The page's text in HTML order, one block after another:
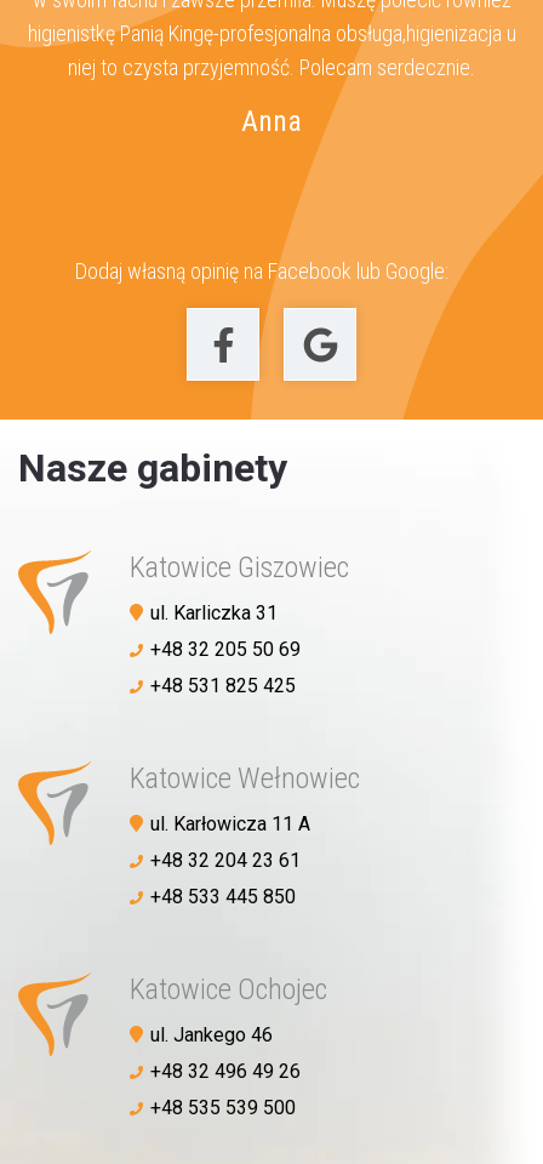
higienistkę Panią Kingę-profesjonalna obsługa,higienizacja u
niej to czysta przyjemność. Polecam serdecznie.
Anna
Dodaj własną opinię na Facebook lub Google:
Nasze gabinety
Katowice Giszowiec
ul. Karliczka 31
+48 32 205 50 69
+48 531 825 425
Katowice Wełnowiec
ul. Karłowicza 11 A
+48 32 204 23 61
+48 533 445 850
Katowice Ochojec
ul. Jankego 46
+48 32 496 49 26
+48 535 539 500